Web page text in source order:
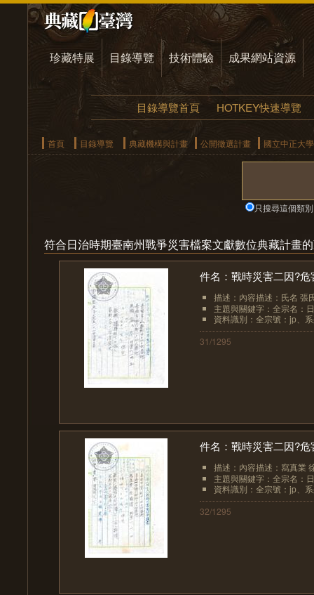
珍藏特展 目錄導覽 技術體驗 成果網站資源
目錄導覽首頁 HOTKEY快速導覽
首頁 目錄導覽 典藏機構與計畫 公開徵選計畫 國立中正大學
只搜尋這個類別
符合日治時期臺南州戰爭災害檔案文獻數位典藏計畫
件名：戰時災害二因?
描述：內容描述：氏名 張
主題與關鍵字：全宗名：
資料識別：全宗號：jp、
31/1295
件名：戰時災害二因?
描述：內容描述：寫真業
主題與關鍵字：全宗名：
資料識別：全宗號：jp、
32/1295